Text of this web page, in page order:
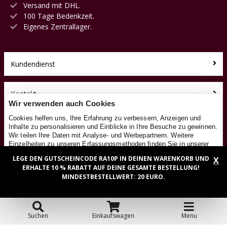
Suchen Einkaufswagen Menu
Versand mit DHL.
100 Tage Bedenkzeit.
Eigenes Zentrallager.
Kundendienst
Kontakt
Über uns
Toyfan BV
RutschautoXL.de
Klosterstiege 50
Facebook
Instagram
X
LEGE DEN GUTSCHEINCODE RA10P IN DEINEN WARENKORB UND
ERHALTE 10 % RABATT AUF DEINE GESAMTE BESTELLUNG!
MINDESTBESTELLWERT: 20 EURO.
Wir verwenden auch Cookies
Cookies helfen uns, Ihre Erfahrung zu verbessern, Anzeigen und
Inhalte zu personalisieren und Einblicke in Ihre Besuche zu gewinnen.
Wir teilen Ihre Daten mit Analyse- und Werbepartnern. Weitere
Einzelheiten zu unseren Erfassungsmethoden finden Sie in unserer
seiner eigenen Datenschutzrichtlinie.